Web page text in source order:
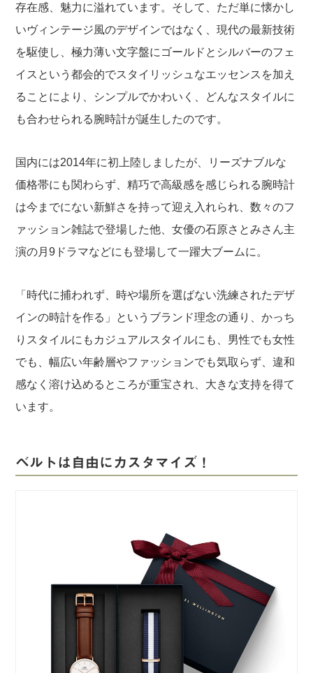
存在感、魅力に溢れています。そして、ただ単に懐かし
いヴィンテージ風のデザインではなく、現代の最新技術
を駆使し、極力薄い文字盤にゴールドとシルバーのフェ
イスという都会的でスタイリッシュなエッセンスを加え
ることにより、シンプルでかわいく、どんなスタイルに
も合わせられる腕時計が誕生したのです。
国内には2014年に初上陸しましたが、リーズナブルな
価格帯にも関わらず、精巧で高級感を感じられる腕時計
は今までにない新鮮さを持って迎え入れられ、数々のフ
ァッション雑誌で登場した他、女優の石原さとみさん主
演の月9ドラマなどにも登場して一躍大ブームに。
「時代に捕われず、時や場所を選ばない洗練されたデザ
インの時計を作る」というブランド理念の通り、かっち
りスタイルにもカジュアルスタイルにも、男性でも女性
でも、幅広い年齢層やファッションでも気取らず、違和
感なく溶け込めるところが重宝され、大きな支持を得て
います。
ベルトは自由にカスタマイズ！